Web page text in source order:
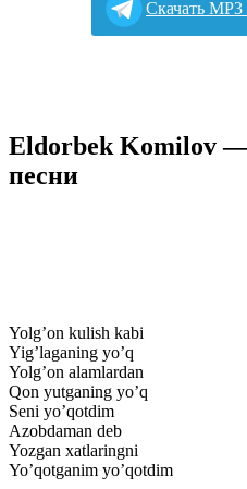
Cкачать
Eldorbek Komilov —
песни
Yolg’on kulish kabi
Yig’laganing yo’q
Yolg’on alamlardan
Qon yutganing yo’q
Seni yo’qotdim
Azobdaman deb
Yozgan xatlaringni
Yo’qotganim yo’qotdim